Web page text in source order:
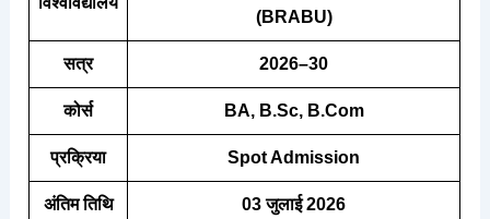
(BRABU)
सत्र 2026–30
कोर्स BA, B.Sc, B.Com
प्रक्रिया Spot Admission
अंतिम तिथि 03 जुलाई 2026